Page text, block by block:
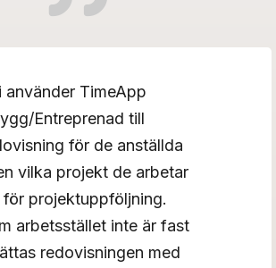
använder TimeApp
Entreprenad till
för de anställda
vilka projekt de arbetar
för projektuppföljning.
arbetsstället inte är fast
redovisningen med